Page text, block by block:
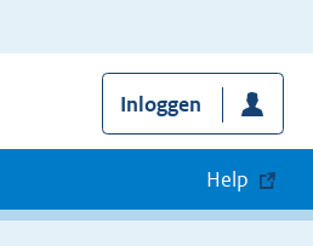
Inloggen
Help